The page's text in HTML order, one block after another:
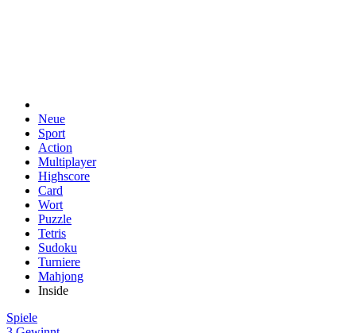
Neue
Sport
Action
Multiplayer
Highscore
Card
Wort
Puzzle
Tetris
Sudoku
Turniere
Mahjong
Inside
Spiele